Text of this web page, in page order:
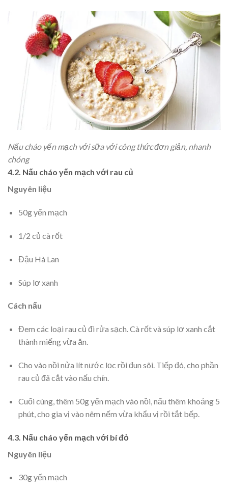
Nấu cháo yến mạch với sữa với công thức đơn giản, nhanh
chóng
4.2. Nấu cháo yến mạch với rau củ
Nguyên liệu
50g yến mạch
1/2 củ cà rốt
Đậu Hà Lan
Súp lơ xanh
Cách nấu
Đem các loại rau củ đi rửa sạch. Cà rốt và súp lơ xanh cắt
thành miếng vừa ăn.
Cho vào nồi nửa lít nước lọc rồi đun sôi. Tiếp đó, cho phần
rau củ đã cắt vào nấu chín.
Cuối cùng, thêm 50g yến mạch vào nồi, nấu thêm khoảng 5
phút, cho gia vị vào nêm nếm vừa khẩu vị rồi tắt bếp.
4.3. Nấu cháo yến mạch với bí đỏ
Nguyên liệu
30g yến mạch